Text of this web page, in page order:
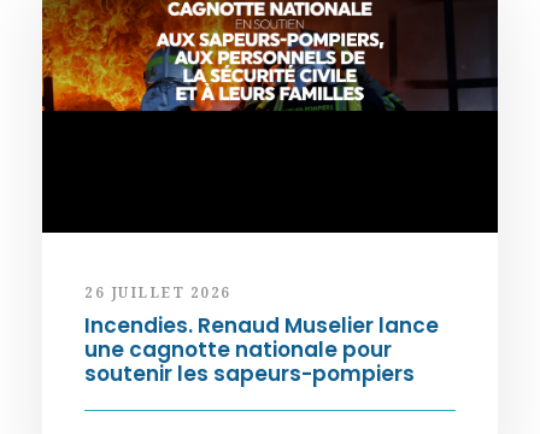
26 JUILLET 2026
Incendies. Renaud Muselier lance
une cagnotte nationale pour
soutenir les sapeurs-pompiers